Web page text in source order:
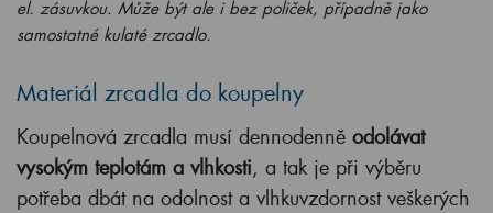
el. zásuvkou. Může být ale i bez poliček, případně jako
samostatné kulaté zrcadlo.
Materiál zrcadla do koupelny
Koupelnová zrcadla musí dennodenně odolávat
vysokým teplotám a vlhkosti, a tak je při výběru
potřeba dbát na odolnost a vlhkuvzdornost veškerých